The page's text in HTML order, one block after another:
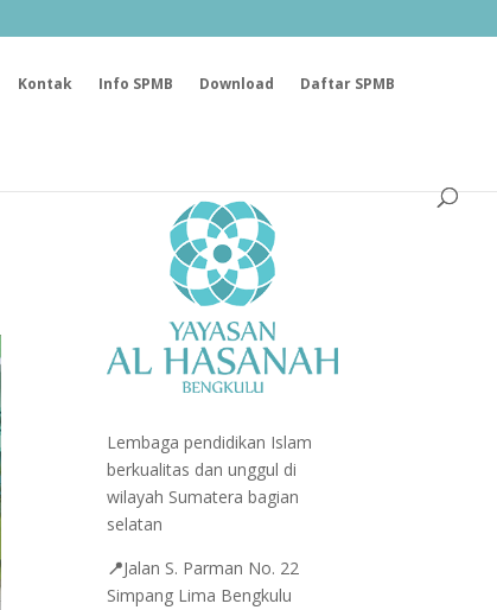
Kontak Info SPMB Download Daftar SPMB
Lembaga pendidikan Islam
berkualitas dan unggul di
wilayah Sumatera bagian
selatan
📍Jalan S. Parman No. 22
Simpang Lima Bengkulu